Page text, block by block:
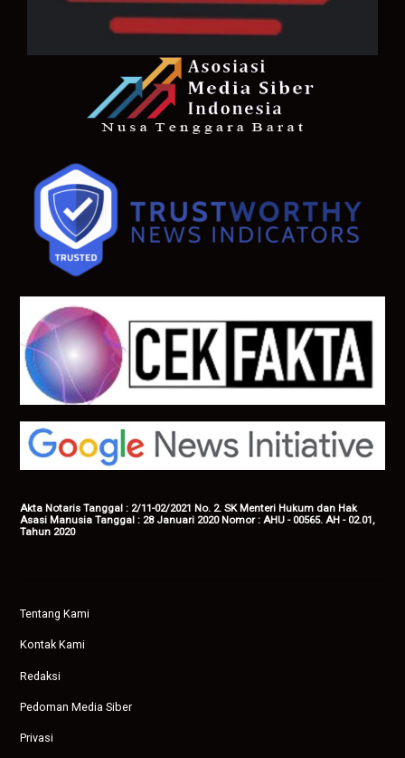
Akta Notaris Tanggal : 2/11-02/2021 No. 2. SK Menteri Hukum dan Hak
Asasi Manusia Tanggal : 28 Januari 2020 Nomor : AHU - 00565. AH - 02.01,
Tahun 2020
Tentang Kami
Kontak Kami
Redaksi
Pedoman Media Siber
Privasi